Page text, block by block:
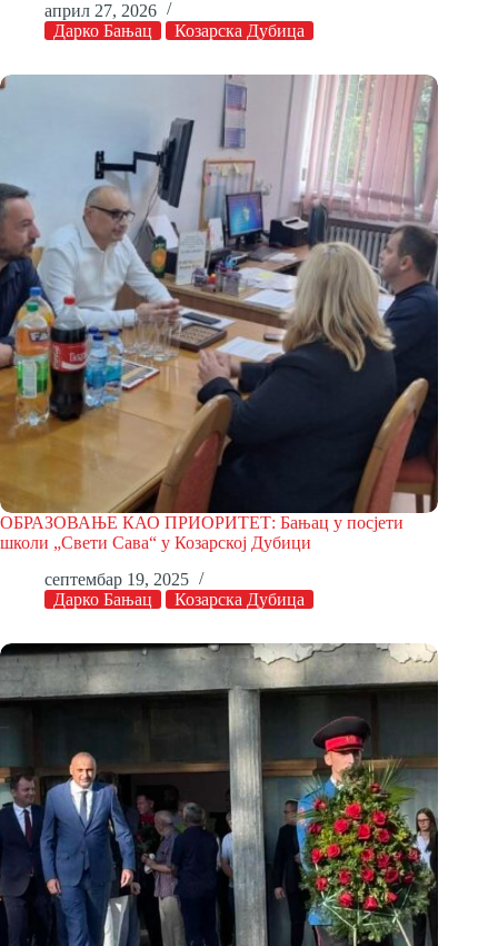
април 27, 2026
Дарко Бањац
Козарска Дубица
ОБРАЗОВАЊЕ КАО ПРИОРИТЕТ: Бањац у посјети
школи „Свети Сава“ у Козарској Дубици
септембар 19, 2025
Дарко Бањац
Козарска Дубица